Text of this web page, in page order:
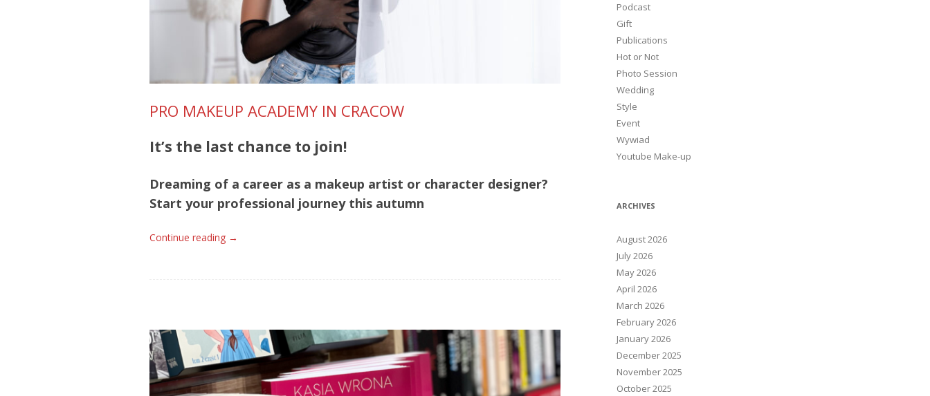
PRO MAKEUP ACADEMY IN CRACOW
It’s the last chance to join!
Dreaming of a career as a makeup artist or character designer?
Start your professional journey this autumn
Continue reading →
Podcast
Gift
Publications
Hot or Not
Photo Session
Wedding
Style
Event
Wywiad
Youtube Make-up
ARCHIVES
August 2026
July 2026
May 2026
April 2026
March 2026
February 2026
January 2026
December 2025
November 2025
October 2025